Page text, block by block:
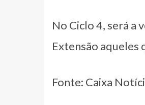
No Ciclo 4, será a
Extensão aqueles
Fonte: Caixa